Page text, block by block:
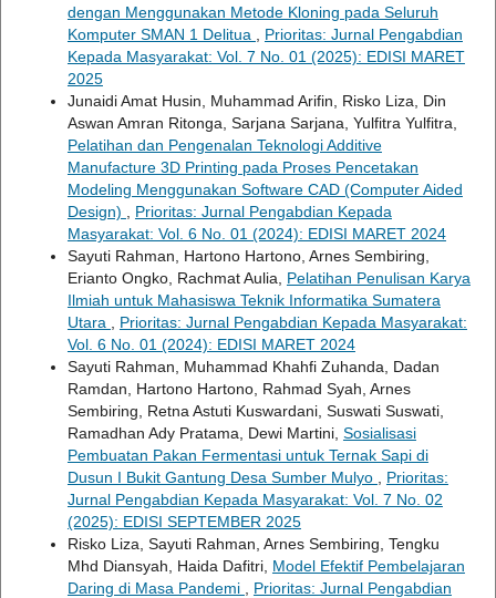
dengan Menggunakan Metode Kloning pada Seluruh
Komputer SMAN 1 Delitua
Prioritas: Jurnal Pengabdian
Kepada Masyarakat: Vol. 7 No. 01 (2025): EDISI MARET
2025
Junaidi Amat Husin, Muhammad Arifin, Risko Liza, Din
Aswan Amran Ritonga, Sarjana Sarjana, Yulfitra Yulfitra,
Pelatihan dan Pengenalan Teknologi Additive
Manufacture 3D Printing pada Proses Pencetakan
Modeling Menggunakan Software CAD (Computer Aided
Design)
Prioritas: Jurnal Pengabdian Kepada
Masyarakat: Vol. 6 No. 01 (2024): EDISI MARET 2024
Sayuti Rahman, Hartono Hartono, Arnes Sembiring,
Erianto Ongko, Rachmat Aulia, Pelatihan Penulisan Karya
Ilmiah untuk Mahasiswa Teknik Informatika Sumatera
Utara
Prioritas: Jurnal Pengabdian Kepada Masyarakat:
Vol. 6 No. 01 (2024): EDISI MARET 2024
Sayuti Rahman, Muhammad Khahfi Zuhanda, Dadan
Ramdan, Hartono Hartono, Rahmad Syah, Arnes
Sembiring, Retna Astuti Kuswardani, Suswati Suswati,
Ramadhan Ady Pratama, Dewi Martini, Sosialisasi
Pembuatan Pakan Fermentasi untuk Ternak Sapi di
Dusun I Bukit Gantung Desa Sumber Mulyo
Prioritas:
Jurnal Pengabdian Kepada Masyarakat: Vol. 7 No. 02
(2025): EDISI SEPTEMBER 2025
Risko Liza, Sayuti Rahman, Arnes Sembiring, Tengku
Mhd Diansyah, Haida Dafitri, Model Efektif Pembelajaran
Daring di Masa Pandemi
Prioritas: Jurnal Pengabdian